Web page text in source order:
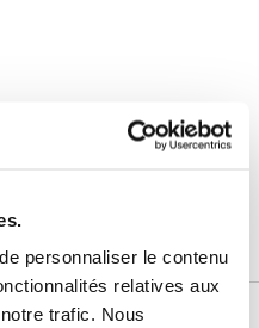
personnaliser le contenu
relatives aux
trafic. Nous
votre question